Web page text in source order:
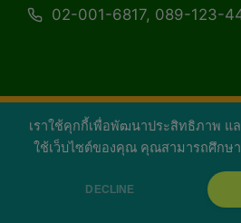
เราใช้คุกกี้เพื่อพัฒนาประสิทธิภาพ แ
ใช้เว็บไซต์ของคุณ คุณสามารถศึกษา
DECLINE
02-001-6817, 089-123-
Copyright 2026 — Green
ไลฟ์พลัส หนังสื